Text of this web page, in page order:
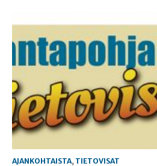
AJANKOHTAISTA, TIETOVISAT